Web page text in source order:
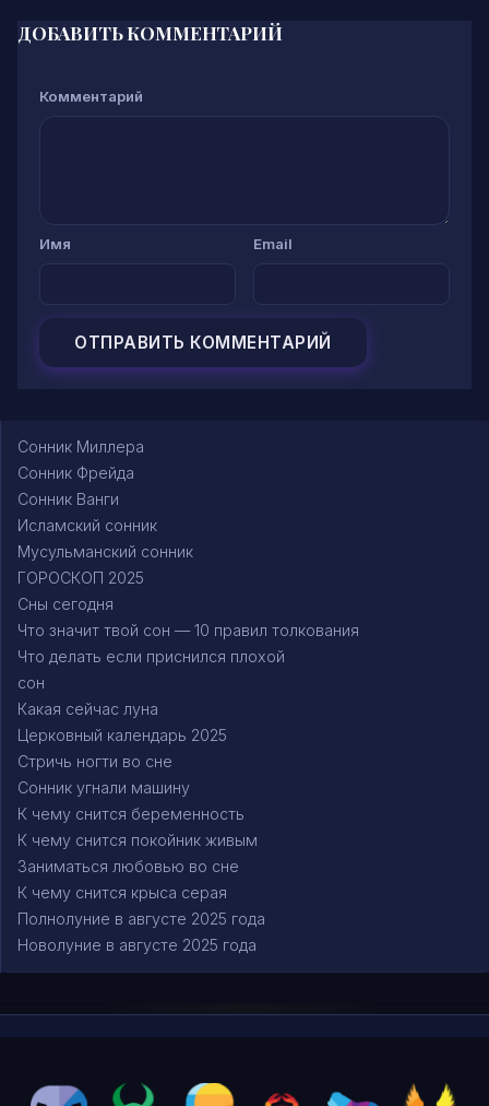
ДОБАВИТЬ КОММЕНТАРИЙ
Комментарий
Имя Email
Сонник Миллера
Сонник Фрейда
Сонник Ванги
Исламский сонник
Мусульманский сонник
ГОРОСКОП 2025
Сны сегодня
Что значит твой сон — 10 правил толкования
Что делать если приснился плохой
сон
Какая сейчас луна
Церковный календарь 2025
Стричь ногти во сне
Сонник угнали машину
К чему снится беременность
К чему снится покойник живым
Заниматься любовью во сне
К чему снится крыса серая
Полнолуние в августе 2025 года
Новолуние в августе 2025 года